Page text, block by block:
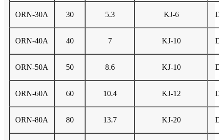
ORN-30A 30 5.3 KJ-6
ORN-40A 40 7 KJ-10
ORN-50A 50 8.6 KJ-10
ORN-60A 60 10.4 KJ-12
ORN-80A 80 13.7 KJ-20